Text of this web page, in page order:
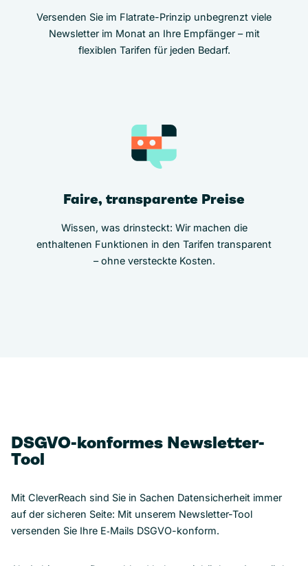
Versenden Sie im Flatrate-Prinzip unbegrenzt viele
Newsletter im Monat an Ihre Empfänger – mit
flexiblen Tarifen für jeden Bedarf.
Faire, transparente Preise
Wissen, was drinsteckt: Wir machen die
enthaltenen Funktionen in den Tarifen transparent
– ohne versteckte Kosten.
DSGVO-konformes Newsletter-
Tool
Mit CleverReach sind Sie in Sachen Datensicherheit immer
auf der sicheren Seite: Mit unserem Newsletter-Tool
versenden Sie Ihre E‑Mails DSGVO-konform.